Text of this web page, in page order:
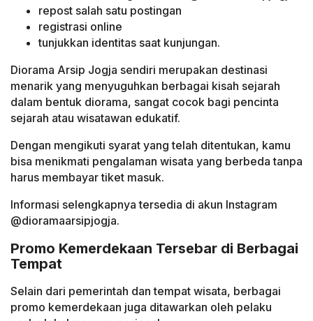
repost salah satu postingan
registrasi online
tunjukkan identitas saat kunjungan.
Diorama Arsip Jogja sendiri merupakan destinasi
menarik yang menyuguhkan berbagai kisah sejarah
dalam bentuk diorama, sangat cocok bagi pencinta
sejarah atau wisatawan edukatif.
Dengan mengikuti syarat yang telah ditentukan, kamu
bisa menikmati pengalaman wisata yang berbeda tanpa
harus membayar tiket masuk.
Informasi selengkapnya tersedia di akun Instagram
@dioramaarsipjogja.
Promo Kemerdekaan Tersebar di Berbagai
Tempat
Selain dari pemerintah dan tempat wisata, berbagai
promo kemerdekaan juga ditawarkan oleh pelaku